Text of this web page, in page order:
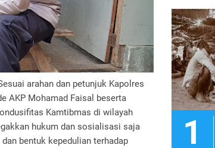
arahan dan petunjuk Kapolres
AKP Mohamad Faisal beserta
Kamtibmas di wilayah
hukum dan sosialisasi saja
bentuk kepedulian terhadap